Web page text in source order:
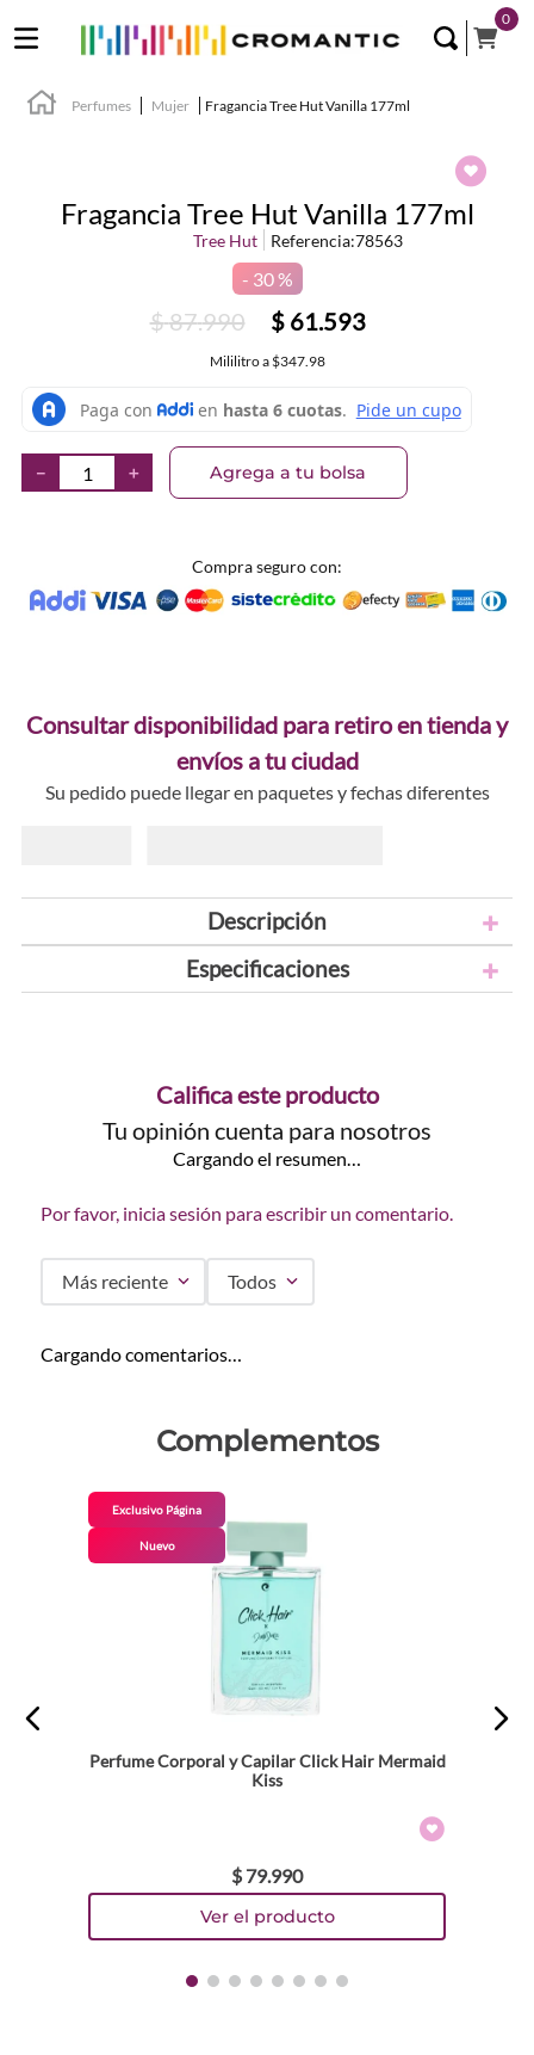
0
Perfumes Mujer Fragancia Tree Hut Vanilla 177ml
Fragancia Tree Hut Vanilla 177ml
Tree Hut Referencia:78563
30 %
$87.990 $ 61.593
Mililitroa $347.98
＋
－ Agrega a tu bolsa
Compra seguro con:
Consultar disponibilidad para retiro en tienda y
envíos a tu ciudad
Su pedido puede llegar en paquetes y fechas diferentes
Descripción
Especificaciones
Califica este producto
Tu opinión cuenta para nosotros
Cargando el resumen…
Por favor, inicia sesión para escribir un comentario.
Más reciente Todos
Cargando comentarios…
Complementos
Exclusivo Página
Nuevo
Perfume Corporal y Capilar Click Hair Mermaid
Kiss
$ 79.990